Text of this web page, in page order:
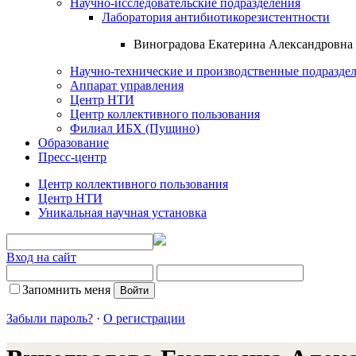
Лаборатория антибиотикорезистентности
Виноградова Екатерина Александровна
Научно-технические и производственные
Аппарат управления
Центр НТИ
Центр коллективного пользования
Филиал ИБХ (Пущино)
Образование
Пресс-центр
Центр коллективного пользования
Центр НТИ
Уникальная научная установка
Вход на сайт
Запомнить меня
Забыли пароль? · О регистрации